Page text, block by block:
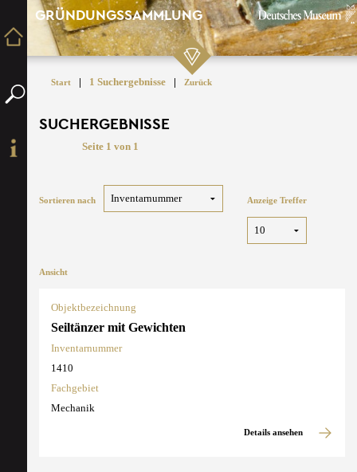
GRÜNDUNGSSAMMLUNG
Start | 1 Suchergebnisse | Zurück
SUCHERGEBNISSE
Seite 1 von 1
Sortieren nach Anzeige Treffer
Ansicht
Objektbezeichnung
Seiltänzer mit Gewichten
Inventarnummer
1410
Fachgebiet
Mechanik
Details ansehen